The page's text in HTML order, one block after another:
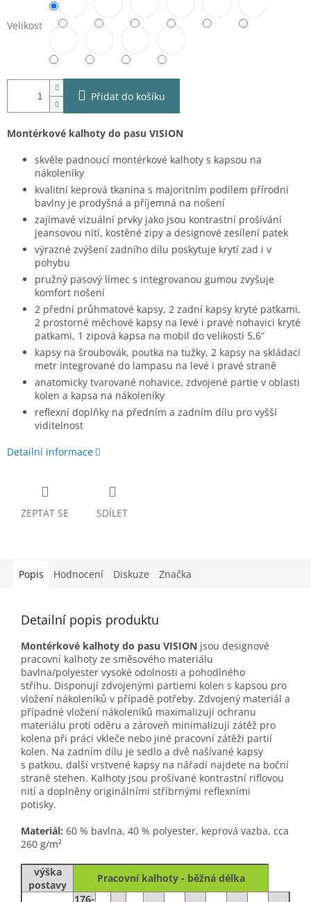
Velikost
Přidat do košíku
Montérkové kalhoty do pasu VISION
skvěle padnoucí montérkové kalhoty s kapsou na
nákoleníky
kvalitní keprová tkanina s majoritním podílem přírodní
bavlny je prodyšná a příjemná na nošení
zajímavé vizuální prvky jako jsou kontrastní prošívání
jeansovou nití, kostěné zipy a designové zesílení patek
výrazné zvýšení zadního dílu poskytuje krytí zad i v
pohybu
pružný pasový límec s integrovanou gumou zvyšuje
komfort nošení
2 přední průhmatové kapsy, 2 zadní kapsy kryté patkami,
2 prostorné měchové kapsy na levé i pravé nohavici kryté
patkami, 1 zipová kapsa na mobil do velikosti 5,6“
kapsy na šroubovák, poutka na tužky, 2 kapsy na skládací
metr integrované do lampasu na levé i pravé straně
anatomicky tvarované nohavice, zdvojené partie v oblasti
kolen a kapsa na nákoleníky
reflexní doplňky na předním a zadním dílu pro vyšší
viditelnost
Detailní informace
ZEPTAT SE SDÍLET
Popis Hodnocení Diskuze Značka
Detailní popis produktu
Montérkové kalhoty do pasu VISION jsou designové
pracovní kalhoty ze směsového materiálu
bavlna/polyester vysoké odolnosti a pohodlného
střihu. Disponují zdvojenými partiemi kolen s kapsou pro
vložení nákoleníků v případě potřeby. Zdvojený materiál a
případné vložení nákoleníků maximalizují ochranu
materiálu proti oděru a zároveň minimalizují zátěž pro
kolena při práci vkleče nebo jiné pracovní zátěži partií
kolen. Na zadním dílu je sedlo a dvě našívané kapsy
s patkou, další vrstvené kapsy na nářadí najdete na boční
straně stehen. Kalhoty jsou prošívané kontrastní riflovou
nití a doplněny originálními stříbrnými reflexními
potisky.
Materiál: 60 % bavlna, 40 % polyester, keprová vazba, cca
260 g/m²
výška
postavy
Pracovní kalhoty - běžná délka
176-